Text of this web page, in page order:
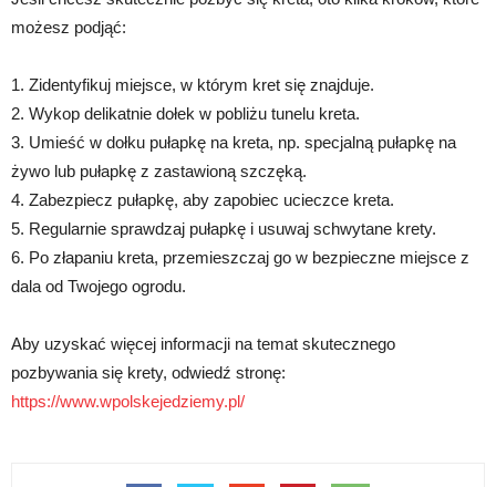
możesz podjąć:
1. Zidentyfikuj miejsce, w którym kret się znajduje.
2. Wykop delikatnie dołek w pobliżu tunelu kreta.
3. Umieść w dołku pułapkę na kreta, np. specjalną pułapkę na
żywo lub pułapkę z zastawioną szczęką.
4. Zabezpiecz pułapkę, aby zapobiec ucieczce kreta.
5. Regularnie sprawdzaj pułapkę i usuwaj schwytane krety.
6. Po złapaniu kreta, przemieszczaj go w bezpieczne miejsce z
dala od Twojego ogrodu.
Aby uzyskać więcej informacji na temat skutecznego
pozbywania się krety, odwiedź stronę:
https://www.wpolskejedziemy.pl/